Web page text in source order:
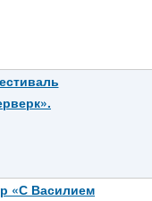
«С Василием